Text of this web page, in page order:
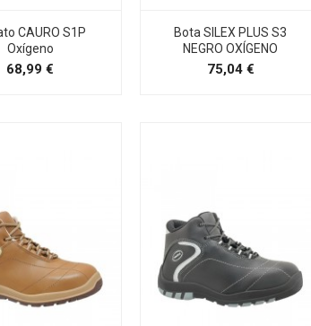
CAURO S1P
Oxígeno
68,99 €
Bota SILEX PLUS S3
NEGRO OXÍGENO
75,04 €Precio